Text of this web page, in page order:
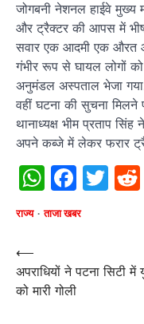
जोगबनी नेशनल हाईवे मुख्य
और ट्रैक्टर की आपस में
सवार एक आदमी एक औरत
गंभीर रूप से घायल लोगों
अनुमंडल अस्पताल भेजा
वहीं घटना की सुचना
थानाध्यक्ष भीम प्रताप
अपने कब्जे में लेकर फरार
राज्य ताजा खबर
Post
navigation
⟵
अपराधियों ने पटना सिटी
को मारी गोली